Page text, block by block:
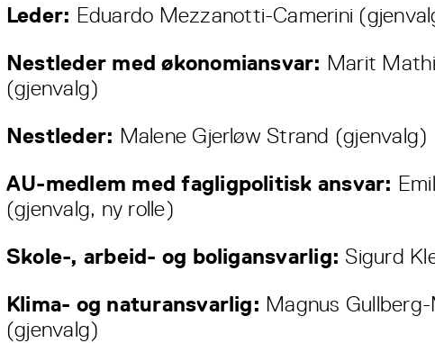
Leder: Eduardo Mezzanotti-Camerini
Nestleder med økonomiansvar: Marit
(gjenvalg)
Nestleder: Malene Gjerløw Strand (gjenvalg)
AU-medlem med fagligpolitisk ansvar:
(gjenvalg, ny rolle)
Skole-, arbeid- og boligansvarlig: Sigurd
Klima- og naturansvarlig: Magnus
(gjenvalg)